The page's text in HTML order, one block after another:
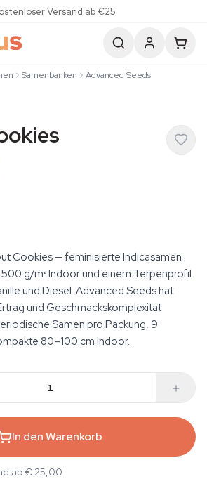
Versand ab €25
Samenbanken
Advanced Seeds
Cookies — feminisierte Indicasamen
500 g/m² Indoor und einem Terpenprofil
und Diesel. Advanced Seeds hat
und Geschmackskomplexität
Samen pro Packung, 9
80–100 cm Indoor.
In den Warenkorb
ab € 25,00